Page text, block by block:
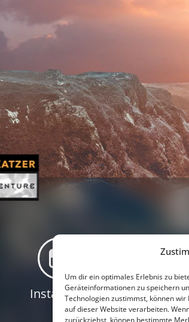
Um dir ein optimales Erlebnis zu
Geräteinformationen zu speichern
Technologien zustimmst, können
auf dieser Website verarbeiten.
zurückziehst, können bestimmte
Instagram Youtube